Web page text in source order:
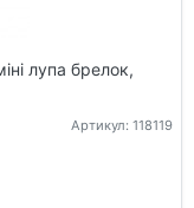
лупа брелок,
Артикул: 118119